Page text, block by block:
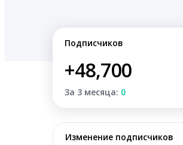
Подписчиков
+48,700
За 3 месяца: 0
Изменение подписчиков